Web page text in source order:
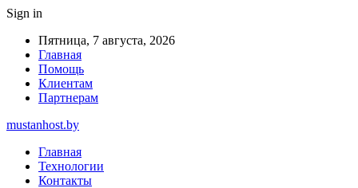
Sign in
Пятница, 7 августа, 2026
Главная
Помощь
Клиентам
Партнерам
mustanhost.by
Главная
Технологии
Контакты